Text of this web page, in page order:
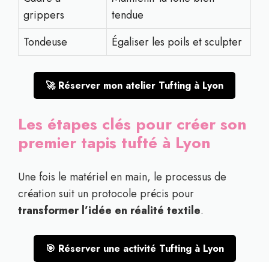
grippers
tendue
Tondeuse
Égaliser les poils et sculpter
🚀 Réserver mon atelier Tufting à Lyon
Les étapes clés pour créer son
premier tapis tufté à Lyon
Une fois le matériel en main, le processus de
création suit un protocole précis pour
transformer l’idée en réalité textile.
🎯 Réserver une activité Tufting à Lyon